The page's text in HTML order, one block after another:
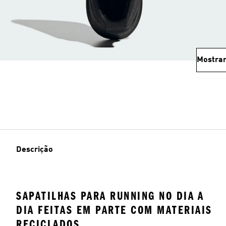
Descrição
SAPATILHAS PARA RUNNING NO DIA A
DIA FEITAS EM PARTE COM MATERIAIS